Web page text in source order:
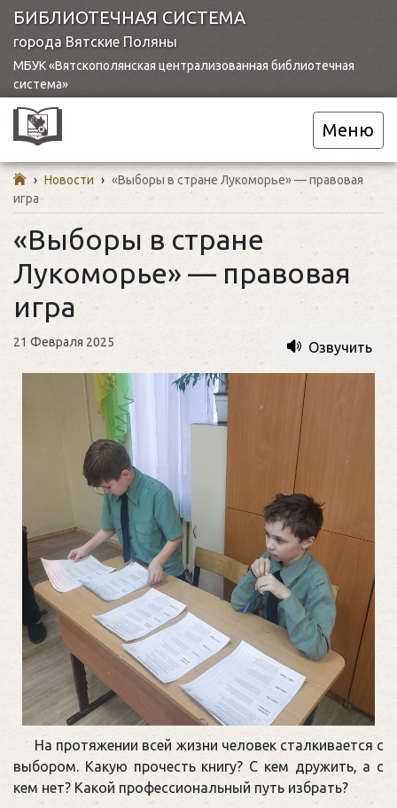
БИБЛИОТЕЧНАЯ СИСТЕМА
города Вятские Поляны
МБУК «Вятскополянская централизованная библиотечная
система»
Меню
› Новости › «Выборы в стране Лукоморье» — правовая
игра
«Выборы в стране
Лукоморье» — правовая
игра
21 Февраля 2025 Озвучить
На протяжении всей жизни человек сталкивается с
выбором. Какую прочесть книгу? С кем дружить, а с
кем нет? Какой профессиональный путь избрать?